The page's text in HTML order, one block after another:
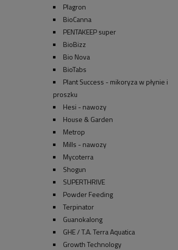
Plagron
BioCanna
PENTAKEEP super
BioBizz
Bio Nova
BioTabs
Plant Success - mikoryza w płynie i
proszku
Hesi - nawozy
House & Garden
Metrop
Mills - nawozy
Mycoterra
Shogun
SUPERTHRIVE
Powder Feeding
Terpinator
Guanokalong
GHE / T.A. Terra Aquatica
Growth Technology